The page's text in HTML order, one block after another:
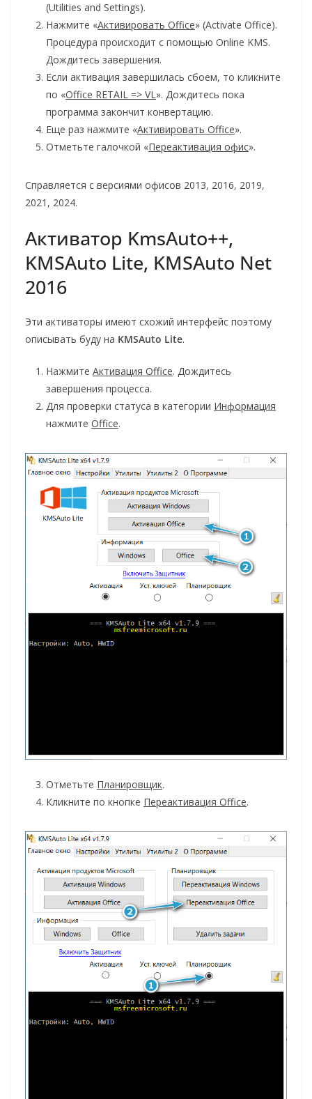
(Utilities and Settings).
Нажмите «Активировать Office» (Activate Office).
Процедура происходит с помощью Online KMS.
Дождитесь завершения.
Если активация завершилась сбоем, то кликните
по «Office RETAIL => VL». Дождитесь пока
программа закончит конвертацию.
Еще раз нажмите «Активировать Office».
Отметьте галочкой «Переактивация офис».
Справляется с версиями офисов 2013, 2016, 2019,
2021, 2024.
Активатор KmsAuto++,
KMSAuto Lite, KMSAuto Net
2016
Эти активаторы имеют схожий интерфейс поэтому
описывать буду на KMSAuto Lite.
Нажмите Активация Office. Дождитесь
завершения процесса.
Для проверки статуса в категории Информация
нажмите Office.
Отметьте Планировщик.
Кликните по кнопке Переактивация Office.